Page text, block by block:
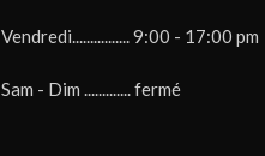
Vendredi................ 9:00 - 17:00 pm
Sam - Dim ............. fermé